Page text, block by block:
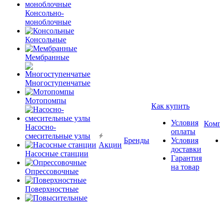
Консольно-
моноблочные
Консольные
Мембранные
Многоступенчатые
Мотопомпы
Насосно-
смесительные узлы
Насосные станции
Опрессовочные
Поверхностные
Акции
Бренды
Как купить
Условия
оплаты
Условия
доставки
Гарантия
на товар